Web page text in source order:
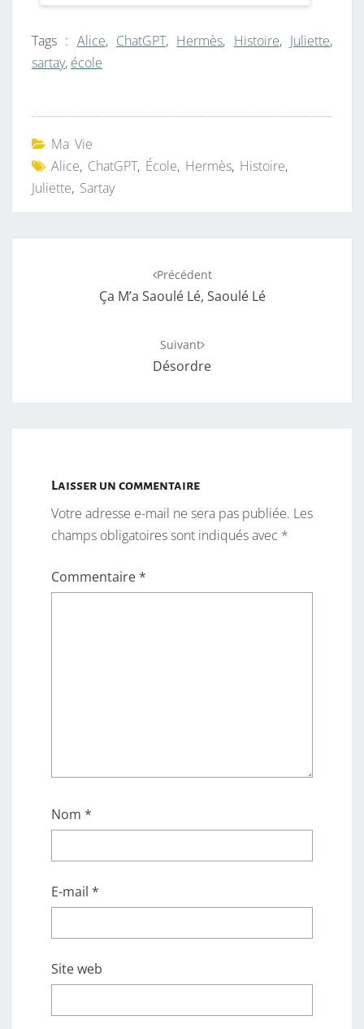
Tags : Alice, ChatGPT, Hermès, Histoire, Juliette,
sartay, école
Ma Vie
Alice, ChatGPT, École, Hermès, Histoire,
Juliette, Sartay
Précédent
Ça M’a Saoulé Lé, Saoulé Lé
Suivant
Désordre
Laisser un commentaire
Votre adresse e-mail ne sera pas publiée. Les
champs obligatoires sont indiqués avec *
Commentaire*
Nom *
E-mail *
Site web